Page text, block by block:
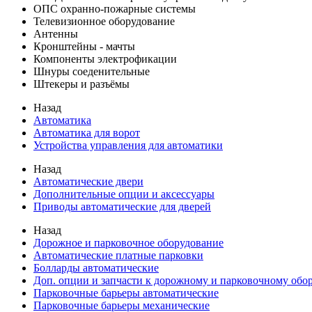
ОПС охранно-пожарные системы
Телевизионное оборудование
Антенны
Кронштейны - мачты
Компоненты электрофикации
Шнуры соеденительные
Штекеры и разъёмы
Назад
Автоматика
Автоматика для ворот
Устройства управления для автоматики
Назад
Автоматические двери
Дополнительные опции и аксессуары
Приводы автоматические для дверей
Назад
Дорожное и парковочное оборудование
Автоматические платные парковки
Болларды автоматические
Доп. опции и запчасти к дорожному и парковочному
Парковочные барьеры автоматические
Парковочные барьеры механические